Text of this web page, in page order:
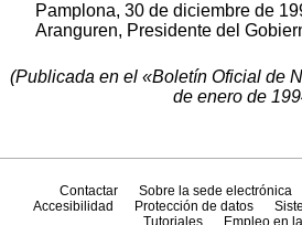
Pamplona, 30 de diciembre de
Aranguren, Presidente del
(Publicada en el «Boletín Oficial de
de enero de
Contactar Sobre la sede electrónica
Accesibilidad
Protección de datos
Tutoriales
Empleo en